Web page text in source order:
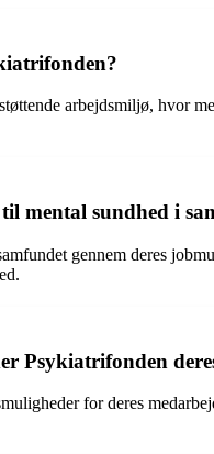
arbejdsmiljø, hvor
mental sundhed i
gennem deres
Psykiatrifonden
for deres